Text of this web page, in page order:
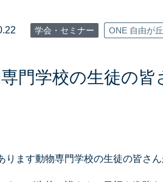
学会・セミナー ONE 自由が丘
門学校の生徒の
ります動物専門学校の生徒の皆さ